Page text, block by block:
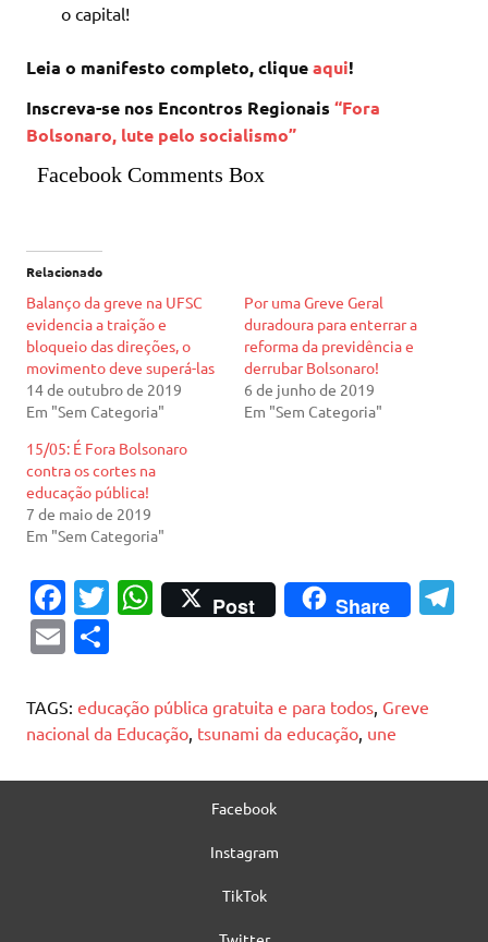
o capital!
Leia o manifesto completo, cliqueaqui!
Inscreva-se nos Encontros Regionais “Fora
Bolsonaro, lute pelo socialismo”
Facebook Comments Box
Relacionado
Balanço da greve na UFSC
evidencia a traição e
bloqueio das direções, o
movimento deve superá-las
14 de outubro de 2019
Em "Sem Categoria"
Por uma Greve Geral
duradoura para enterrar a
reforma da previdência e
derrubar Bolsonaro!
6 de junho de 2019
Em "Sem Categoria"
15/05: É Fora Bolsonaro
contra os cortes na
educação pública!
7 de maio de 2019
Em "Sem Categoria"
Fa
c
e
b
o
o
T
te
r
W
h
s
A
p
Post Share
m
E
ai
l
ar
e
TAGS: educação pública gratuita e para todos, Greve
nacional da Educação, tsunami da educação, une
Facebook
Instagram
TikTok